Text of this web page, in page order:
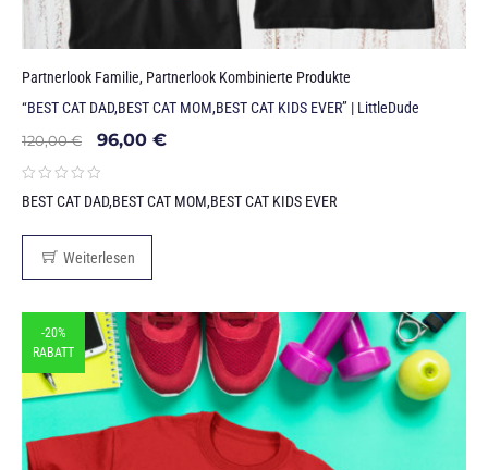
Partnerlook Familie, Partnerlook Kombinierte Produkte
“BEST CAT DAD,BEST CAT MOM,BEST CAT KIDS EVER” | LittleDude
120,00€ 96,00 €
BEST CAT DAD,BEST CAT MOM,BEST CAT KIDS EVER
Weiterlesen
-20%
RABATT